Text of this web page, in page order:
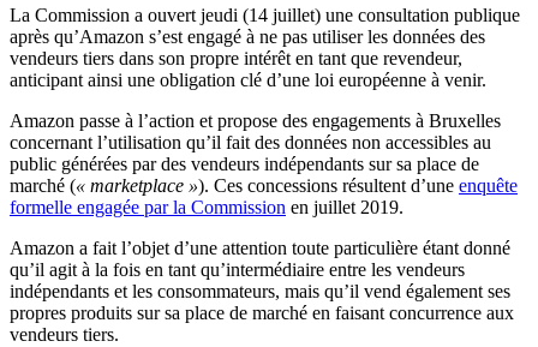
La Commission a ouvert jeudi (14 juillet) une consultation publique
après qu’Amazon s’est engagé à ne pas utiliser les données des
vendeurs tiers dans son propre intérêt en tant que revendeur,
anticipant ainsi une obligation clé d’une loi européenne à venir.
Amazon passe à l’action et propose des engagements à Bruxelles
concernant l’utilisation qu’il fait des données non accessibles au
public générées par des vendeurs indépendants sur sa place de
marché (« marketplace »). Ces concessions résultent d’une enquête
formelle engagée par la Commission en juillet 2019.
Amazon a fait l’objet d’une attention toute particulière étant donné
qu’il agit à la fois en tant qu’intermédiaire entre les vendeurs
indépendants et les consommateurs, mais qu’il vend également ses
propres produits sur sa place de marché en faisant concurrence aux
vendeurs tiers.